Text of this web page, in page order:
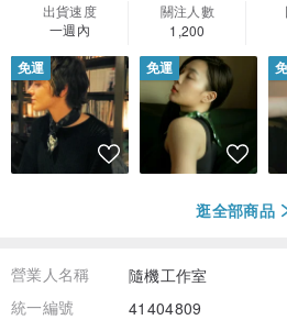
出貨速度
一週內
關注人數
1,200
免運 免運
逛全部商品
營業人名稱
隨機工作室
統一編號
41404809